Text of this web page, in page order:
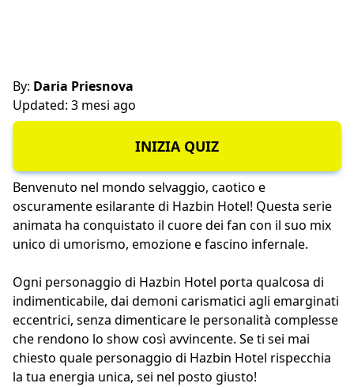
By: Daria Priesnova
Updated: 3 mesi ago
INIZIA QUIZ
Benvenuto nel mondo selvaggio, caotico e
oscuramente esilarante di Hazbin Hotel! Questa serie
animata ha conquistato il cuore dei fan con il suo mix
unico di umorismo, emozione e fascino infernale.
Ogni personaggio di Hazbin Hotel porta qualcosa di
indimenticabile, dai demoni carismatici agli emarginati
eccentrici, senza dimenticare le personalità complesse
che rendono lo show così avvincente. Se ti sei mai
chiesto quale personaggio di Hazbin Hotel rispecchia
la tua energia unica, sei nel posto giusto!